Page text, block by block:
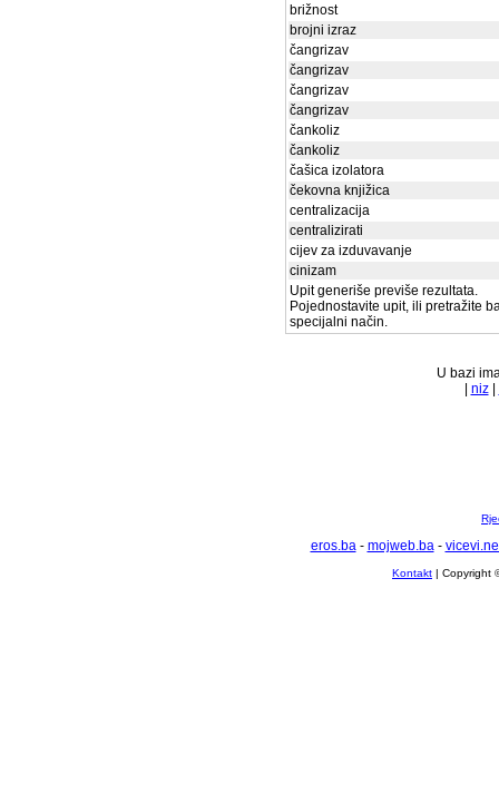
brižnost
brojni izraz
čangrizav
čangrizav
čangrizav
čangrizav
čankoliz
čankoliz
čašica izolatora
čekovna knjižica
centralizacija
centralizirati
cijev za izduvavanje
cinizam
Upit generiše previše rezultata.
Pojednostavite upit, ili pretražite
specijalni način.
U bazi
niz|
eros.ba- mojweb.ba-
Kontakt | Copyright